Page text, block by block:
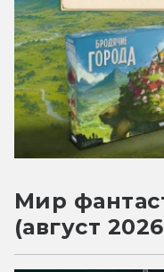
Мир
(август